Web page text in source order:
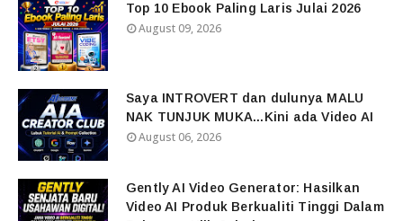
Top 10 Ebook Paling Laris Julai 2026
August 09, 2026
Saya INTROVERT dan dulunya MALU
NAK TUNJUK MUKA...Kini ada Video AI
August 06, 2026
Gently AI Video Generator: Hasilkan
Video AI Produk Berkualiti Tinggi Dalam